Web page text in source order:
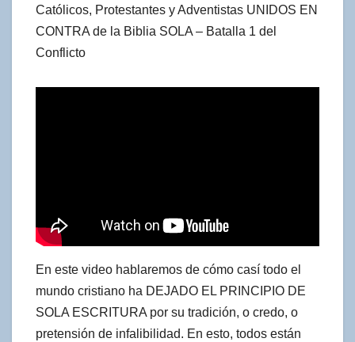
Católicos, Protestantes y Adventistas UNIDOS EN
CONTRA de la Biblia SOLA – Batalla 1 del
Conflicto
En este video hablaremos de cómo casí todo el
mundo cristiano ha DEJADO EL PRINCIPIO DE
SOLA ESCRITURA por su tradición, o credo, o
pretensión de infalibilidad. En esto, todos están